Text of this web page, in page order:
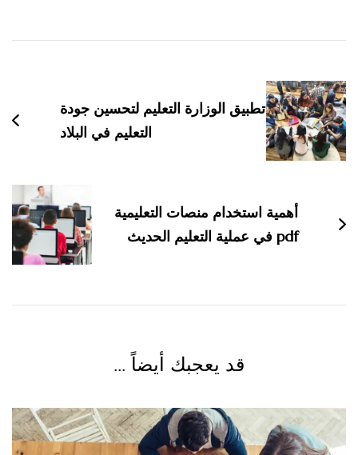
بين
التدويناتتطبيق الوزارة التعليم لتحسين جودة
التعليم في البلاد
أهمية استخدام منصات التعليمية
pdf في عملية التعليم الحديث
قد يعجبك أيضاً ...